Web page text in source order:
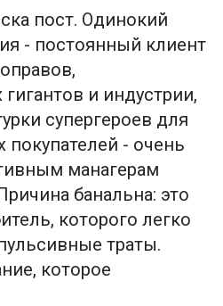
пост. Одинокий
- постоянный клиент
и индустрии,
супергероев для
- очень
манагерам
банальна: это
которого легко
траты.
которое